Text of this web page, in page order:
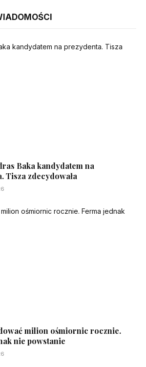
Baka kandydatem na
Tisza zdecydowała
milion ośmiornic rocznie.
nie powstanie